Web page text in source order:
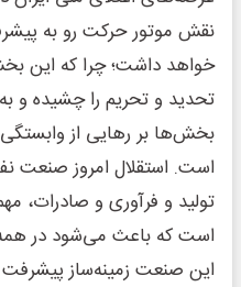
نقش موتور حرکت رو به
خواهد داشت؛ چرا که این
تحدید و تحریم را چشیده و
بخش‌ها بر رهایی از وابستگی
است. استقلال امروز صنعت
تولید و فرآوری و صادرات،
است که باعث می‌شود در
این صنعت زمینه‌ساز